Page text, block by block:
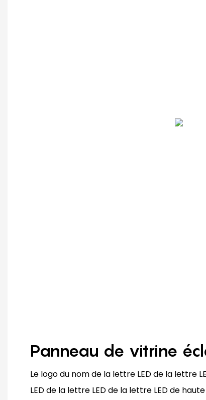
Panneau de vitrine
Le logo du nom de la lettre LED de la lettre
LED de la lettre LED de la lettre LED de